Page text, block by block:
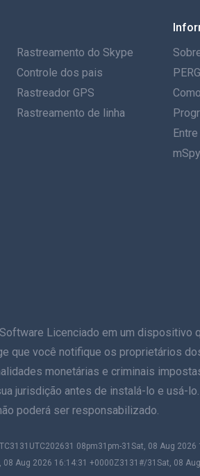
Rastreamento do Skype
Controle dos pais
Rastreador GPS
Rastreamento de linha
Software Licenciado em um
que você notifique os proprietários
monetárias e criminais
jurisdição antes de instalá-lo e usá-
poderá ser responsabilizado.
08pm31pm-31Sat, 08 Aug
Aug 2026 16:14:31 +0000Z3131#/31Sat, 08